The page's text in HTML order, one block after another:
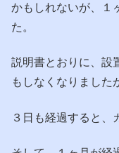
かもしれないが、１
た。
説明書とおりに、設
もしなくなりました
３日も経過すると、